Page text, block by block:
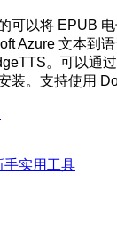
可以将 EPUB
Azure 文本到
。可以通
装。支持使用
手实用工具